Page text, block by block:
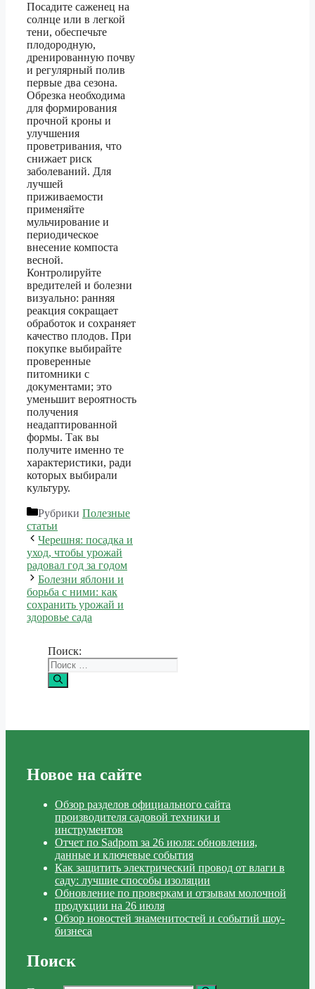
Посадите саженец на
солнце или в легкой
тени, обеспечьте
плодородную,
дренированную почву
и регулярный полив
первые два сезона.
Обрезка необходима
для формирования
прочной кроны и
улучшения
проветривания, что
снижает риск
заболеваний. Для
лучшей
приживаемости
применяйте
мульчирование и
периодическое
внесение компоста
весной.
Контролируйте
вредителей и болезни
визуально: ранняя
реакция сокращает
обработок и сохраняет
качество плодов. При
покупке выбирайте
проверенные
питомники с
документами; это
уменьшит вероятность
получения
неадаптированной
формы. Так вы
получите именно те
характеристики, ради
которых выбирали
культуру.
Рубрики Полезные
статьи
Черешня: посадка и
уход, чтобы урожай
радовал год за годом
Болезни яблони и
борьба с ними: как
сохранить урожай и
здоровье сада
Поиск:
Новое на сайте
Обзор разделов официального сайта
производителя садовой техники и
инструментов
Отчет по Sadpom за 26 июля: обновления,
данные и ключевые события
Как защитить электрический провод от влаги в
саду: лучшие способы изоляции
Обновление по проверкам и отзывам молочной
продукции на 26 июля
Обзор новостей знаменитостей и событий шоу-
бизнеса
Поиск